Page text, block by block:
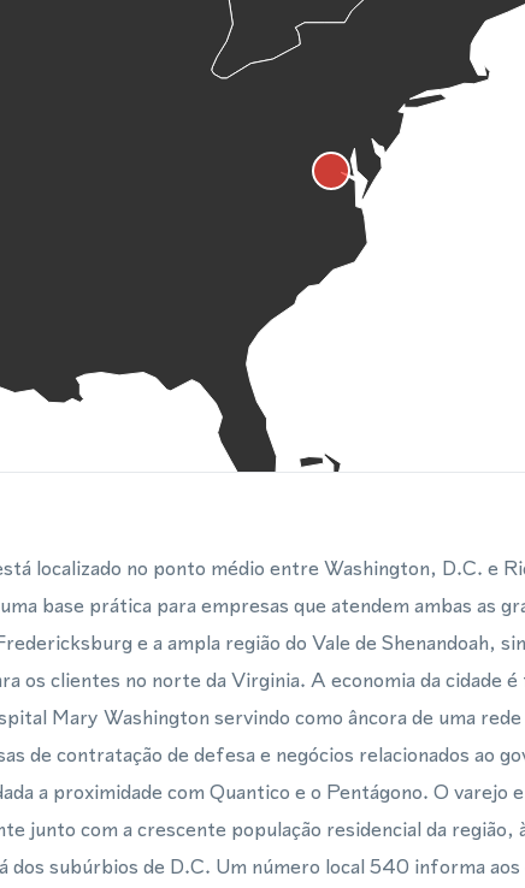
localizado no ponto médio entre Washington, D.C. e
base prática para empresas que atendem ambas as
e a ampla região do Vale de Shenandoah,
os clientes no norte da Virginia. A economia da cidade
Mary Washington servindo como âncora de uma
de contratação de defesa e negócios relacionados ao
a proximidade com Quantico e o Pentágono. O varejo
junto com a crescente população residencial da região,
dos subúrbios de D.C. Um número local 540 informa